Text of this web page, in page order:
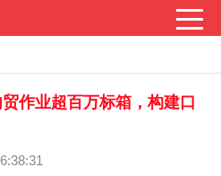
作业超百万标箱，构建口